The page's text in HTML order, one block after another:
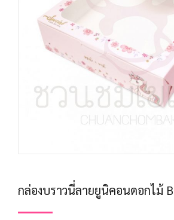
กล่องบราวนี่ลายยูนิคอนดอกไม้